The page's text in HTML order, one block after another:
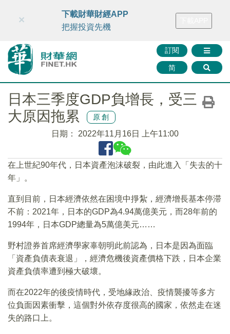
財華智庫網 FINTV FINMETA 財華證券 媒體矩陣
訂閱
简
×
下載財華財經APP
把握投資先機
日本三季度GDP負增長，受三
大原因拖累
原創
日期： 2022年11月16日 上午11:00
在上世紀90年代，日本資產泡沫破裂，由此進入「失去的十
年」。
直到目前，日本經濟依然在困境中掙紮，經濟增長基本停滞
不前：2021年，日本的GDP為4.94萬億美元，而28年前的
1994年，日本GDP總量為5萬億美元……
野村證券首席經濟學家辜朝明此前認為，日本是因為面臨
「資產負債表衰退」，經濟危機後資產價格下跌，日本企業
資產負債率遭到極大破壞。
而在2022年的後疫情時代，受地緣政治、疫情襲擾等多方
位負面因素衝擊，這個對外依存度很高的國家，依然走在迷
失的路口上。